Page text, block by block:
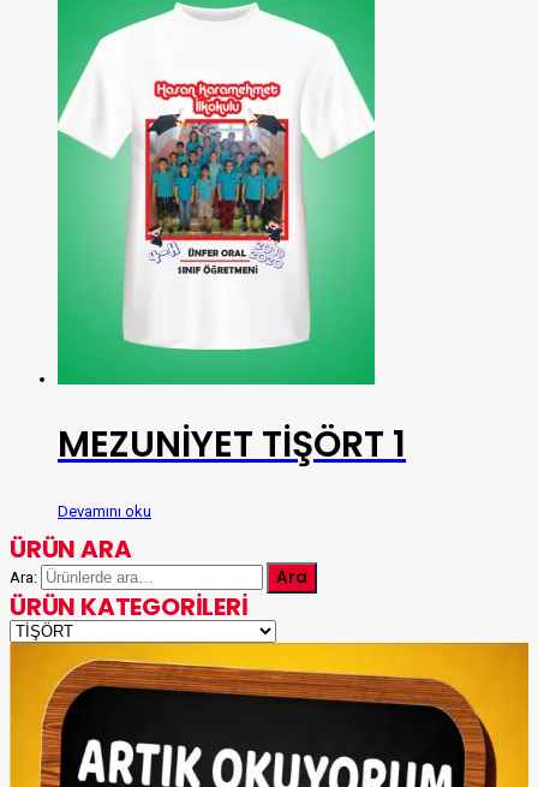
MEZUNİYET TİŞÖRT 1
Devamını oku
ÜRÜN ARA
Ara: Ara
ÜRÜN KATEGORILERI